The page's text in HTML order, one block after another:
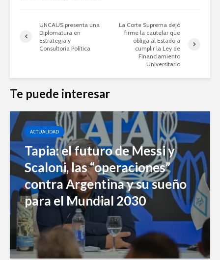
UNCAUS presenta una
Diplomatura en
Estrategia y
Consultoría Política
La Corte Suprema dejó
firme la cautelar que
obliga al Estado a
cumplir la Ley de
Financiamiento
Universitario
Te puede interesar
ACTUALIDAD
Tapia: el futuro de Messi y
Scaloni, las “operaciones”
contra Argentina y su sueño
para el Mundial 2030